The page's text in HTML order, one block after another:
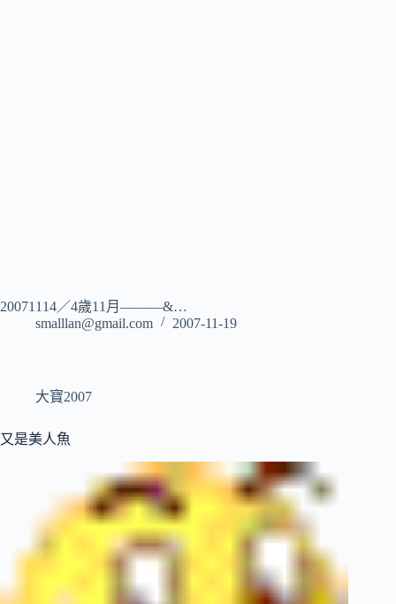
20071114／4歲11月———&…
smalllan@gmail.com
2007-11-19
大寶2007
又是美人魚